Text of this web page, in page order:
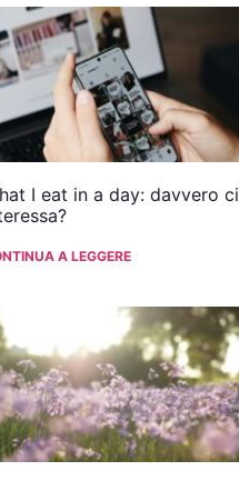
I eat in a day: davvero ci
A LEGGERE